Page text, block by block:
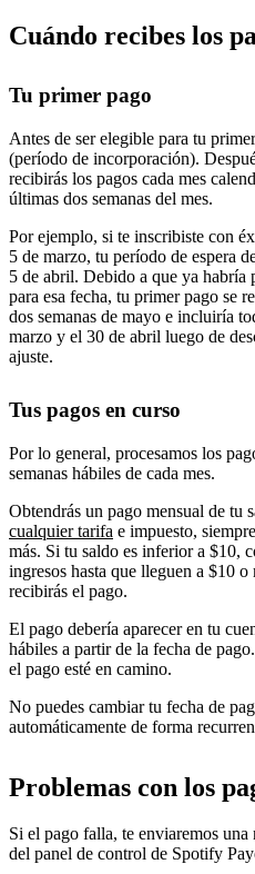
Cuándo recibes los
Tu primer pago
Antes de ser elegible para tu
(período de incorporación).
recibirás los pagos cada mes
últimas dos semanas del mes.
Por ejemplo, si te inscribiste con
5 de marzo, tu período de espera
5 de abril. Debido a que ya habría
para esa fecha, tu primer pago se
dos semanas de mayo e incluiría
marzo y el 30 de abril luego de
ajuste.
Tus pagos en curso
Por lo general, procesamos los
semanas hábiles de cada mes.
Obtendrás un pago mensual de tu
cualquier tarifa e impuesto,
más. Si tu saldo es inferior a $10,
ingresos hasta que lleguen a $10
recibirás el pago.
El pago debería aparecer en tu
hábiles a partir de la fecha de
el pago esté en camino.
No puedes cambiar tu fecha de
automáticamente de forma
Problemas con los
Si el pago falla, te enviaremos
del panel de control de Spotify